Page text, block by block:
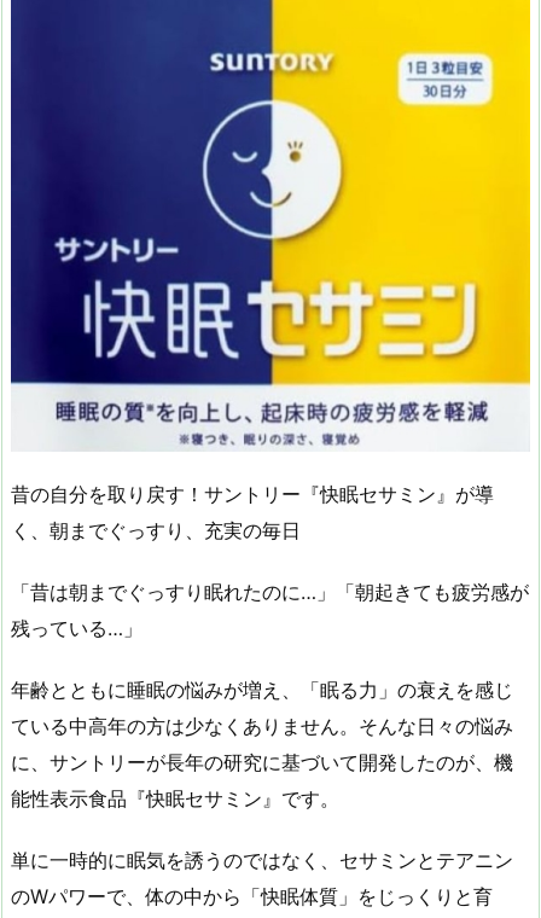
y
d
昔の自分を取り戻す！サントリー『快眠セサミン』が導
く、朝までぐっすり、充実の毎日
「昔は朝までぐっすり眠れたのに…」「朝起きても疲労感が
残っている…」
年齢とともに睡眠の悩みが増え、「眠る力」の衰えを感じ
ている中高年の方は少なくありません。そんな日々の悩み
に、サントリーが長年の研究に基づいて開発したのが、機
能性表示食品『快眠セサミン』です。
単に一時的に眠気を誘うのではなく、セサミンとテアニン
のWパワーで、体の中から「快眠体質」をじっくりと育